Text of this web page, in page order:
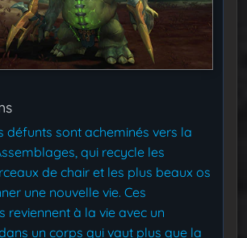
défunts sont acheminés vers la
qui recycle les
de chair et les plus beaux os
une nouvelle vie. Ces
reviennent à la vie avec un
un corps qui vaut plus que la